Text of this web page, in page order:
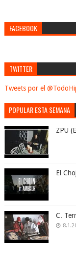
FACEBOOK
TWITTER
Tweets por el
POPULAR ESTA SEMANA
ZPU
El
C.